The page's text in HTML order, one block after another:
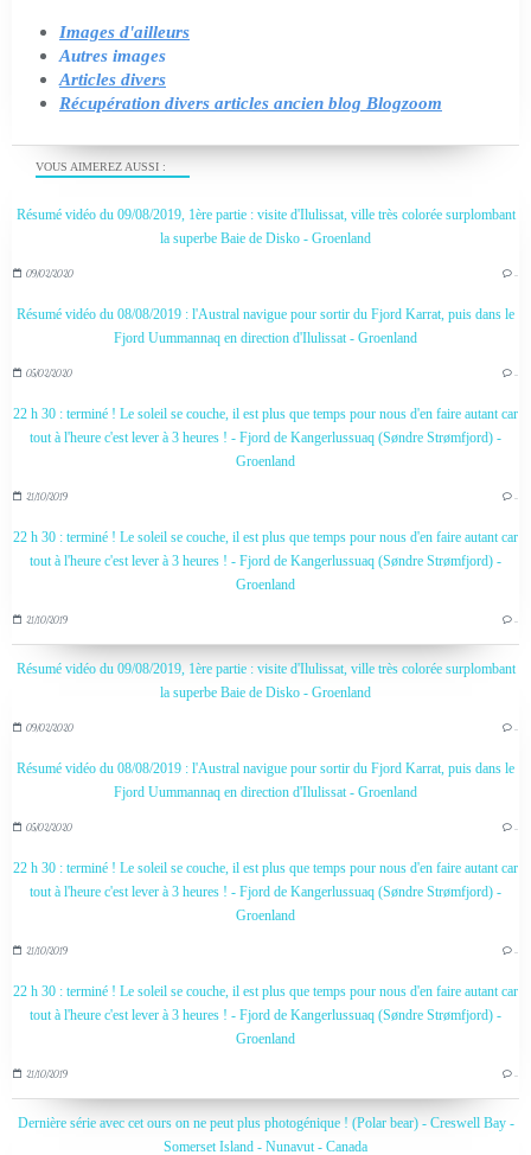
VOUS AIMEREZ AUSSI :
Résumé vidéo du 09/08/2019, 1ère partie : visite d'Ilulissat, ville très colorée surplombant
la superbe Baie de Disko - Groenland
09/02/2020 …
Résumé vidéo du 08/08/2019 : l'Austral navigue pour sortir du Fjord Karrat, puis dans le
Fjord Uummannaq en direction d'Ilulissat - Groenland
05/02/2020 …
22 h 30 : terminé ! Le soleil se couche, il est plus que temps pour nous d'en faire autant car
tout à l'heure c'est lever à 3 heures ! - Fjord de Kangerlussuaq (Søndre Strømfjord) -
Groenland
21/10/2019 …
22 h 30 : terminé ! Le soleil se couche, il est plus que temps pour nous d'en faire autant car
tout à l'heure c'est lever à 3 heures ! - Fjord de Kangerlussuaq (Søndre Strømfjord) -
Groenland
21/10/2019 …
Résumé vidéo du 09/08/2019, 1ère partie : visite d'Ilulissat, ville très colorée surplombant
la superbe Baie de Disko - Groenland
09/02/2020 …
Résumé vidéo du 08/08/2019 : l'Austral navigue pour sortir du Fjord Karrat, puis dans le
Fjord Uummannaq en direction d'Ilulissat - Groenland
05/02/2020 …
22 h 30 : terminé ! Le soleil se couche, il est plus que temps pour nous d'en faire autant car
tout à l'heure c'est lever à 3 heures ! - Fjord de Kangerlussuaq (Søndre Strømfjord) -
Groenland
21/10/2019 …
22 h 30 : terminé ! Le soleil se couche, il est plus que temps pour nous d'en faire autant car
tout à l'heure c'est lever à 3 heures ! - Fjord de Kangerlussuaq (Søndre Strømfjord) -
Groenland
21/10/2019 …
Dernière série avec cet ours on ne peut plus photogénique ! (Polar bear) - Creswell Bay -
Somerset Island - Nunavut - Canada
Images d'ailleurs
Autres images
Articles divers
Récupération divers articles ancien blog Blogzoom